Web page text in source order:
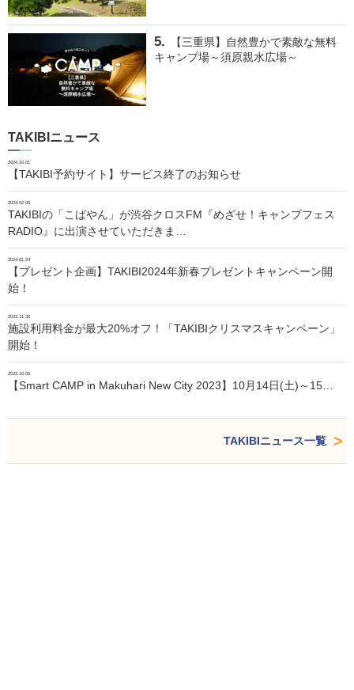
【三重県】自然豊かで素敵な無料
キャンプ場～須原親水広場～
TAKIBIニュース
2024.10.01
【TAKIBI予約サイト】サービス終了のお知らせ
2024.02.06
TAKIBIの「こばやん」が渋谷クロスFM『めざせ！キャンプフェス
RADIO』に出演させていただきま…
2024.01.24
【プレゼント企画】TAKIBI2024年新春プレゼントキャンペーン開
始！
2023.11.30
施設利用料金が最大20%オフ！「TAKIBIクリスマスキャンペーン」
開始！
2023.10.05
【Smart CAMP in Makuhari New City 2023】10月14日(土)～15…
TAKIBIニュース一覧